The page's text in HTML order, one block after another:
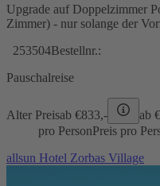
Upgrade auf Doppelzimmer
Zimmer) - nur solange der
253504Bestellnr.:
Pauschalreise
Alter Preisab €833,- ab €
pro PersonPreis pro
allsun Hotel Zorbas Village